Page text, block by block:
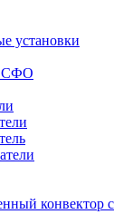
установки
СФО
конвектор с